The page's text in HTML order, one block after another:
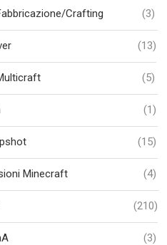
Crafting (3)
(13)
(5)
(1)
(15)
Minecraft (4)
(210)
(3)